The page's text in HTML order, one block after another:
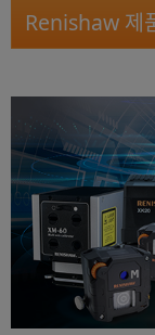
Renishaw 제